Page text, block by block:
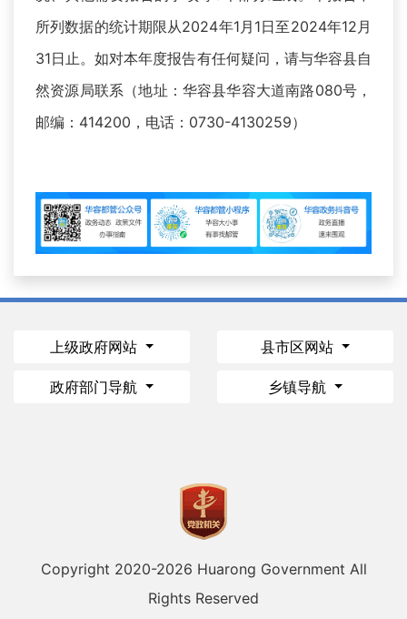
所列数据的统计期限从2024年1月1日至2024年12月
31日止。如对本年度报告有任何疑问，请与华容县自
然资源局联系（地址：华容县华容大道南路080号，
邮编：414200，电话：0730-4130259）
上级政府网站 县市区网站
政府部门导航 乡镇导航
Copyright 2020-2026 Huarong Government All
Rights Reserved